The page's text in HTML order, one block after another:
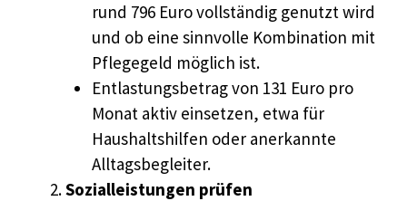
rund 796 Euro vollständig genutzt wird
und ob eine sinnvolle Kombination mit
Pflegegeld möglich ist.
Entlastungsbetrag von 131 Euro pro
Monat aktiv einsetzen, etwa für
Haushaltshilfen oder anerkannte
Alltagsbegleiter.
Sozialleistungen prüfen